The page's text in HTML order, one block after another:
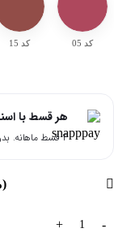
کد 05 کد 15
هر قسط با
۴ قسط ماهانه. بدون سود، چک و ضامن.